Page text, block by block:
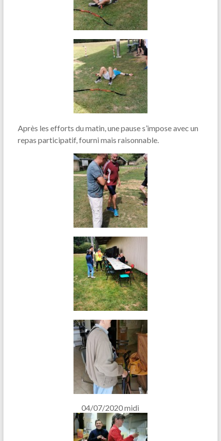
Après les efforts du matin, une pause s’impose avec un
repas participatif, fourni mais raisonnable.
04/07/2020 midi